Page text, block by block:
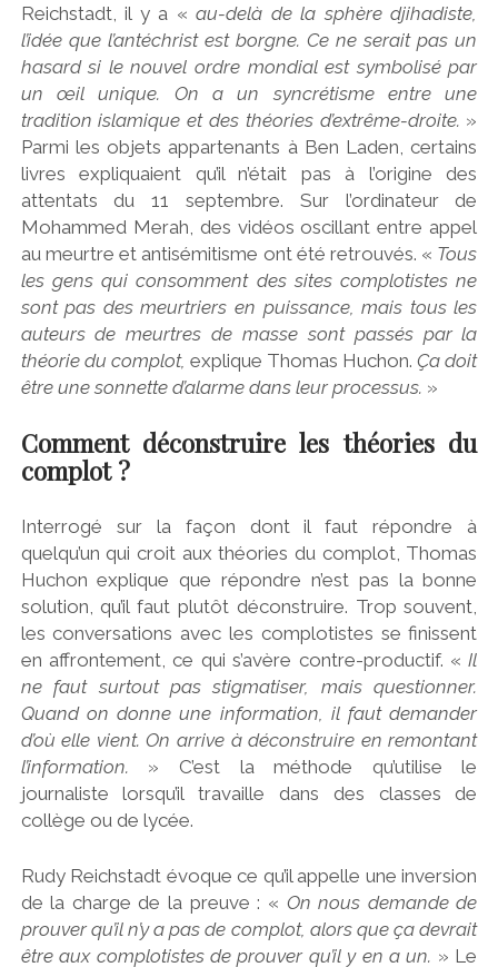
Reichstadt, il y a «au-delà de la sphère djihadiste,
l’idée que l’antéchrist est borgne. Ce ne serait pas un
hasard si le nouvel ordre mondial est symbolisé par
un œil unique. On a un syncrétisme entre une
tradition islamique et des théories d’extrême-droite. »
Parmi les objets appartenants à Ben Laden, certains
livres expliquaient qu’il n’était pas à l’origine des
attentats du 11 septembre. Sur l’ordinateur de
Mohammed Merah, des vidéos oscillant entre appel
au meurtre et antisémitisme ont été retrouvés. « Tous
les gens qui consomment des sites complotistes ne
sont pas des meurtriers en puissance, mais tous les
auteurs de meurtres de masse sont passés par la
théorie du complot, explique Thomas Huchon. Ça doit
être une sonnette d’alarme dans leur processus. »
Comment déconstruire les théories du
complot ?
Interrogé sur la façon dont il faut répondre à
quelqu’un qui croit aux théories du complot, Thomas
Huchon explique que répondre n’est pas la bonne
solution, qu’il faut plutôt déconstruire. Trop souvent,
les conversations avec les complotistes se finissent
en affrontement, ce qui s’avère contre-productif. «Il
ne faut surtout pas stigmatiser, mais questionner.
Quand on donne une information, il faut demander
d’où elle vient. On arrive à déconstruire en remontant
l’information. » C’est la méthode qu’utilise le
journaliste lorsqu’il travaille dans des classes de
collège ou de lycée.
Rudy Reichstadt évoque ce qu’il appelle une inversion
de la charge de la preuve : « On nous demande de
prouver qu’il n’y a pas de complot, alors que ça devrait
être aux complotistes de prouver qu’il y en a un. » Le